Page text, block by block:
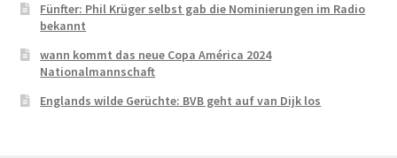
Fünfter: Phil Krüger selbst gab die Nominierungen im Radio
bekannt
wann kommt das neue Copa América 2024
Nationalmannschaft
Englands wilde Gerüchte: BVB geht auf van Dijk los